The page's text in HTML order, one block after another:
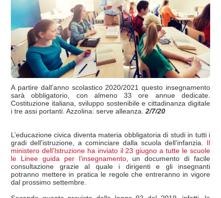
A partire dall’anno scolastico 2020/2021 questo insegnamento
sarà obbligatorio, con almeno 33 ore annue dedicate.
Costituzione italiana, sviluppo sostenibile e cittadinanza digitale
i tre assi portanti. Azzolina: serve alleanza.2/7/20
L’educazione civica diventa materia obbligatoria di studi in tutti i
gradi dell’istruzione, a cominciare dalla scuola dell’infanzia. Il
ministero dell’Istruzione ha inviato il 23 giugno a tutte le scuole
le Linee guida per l’insegnamento, un documento di facile
consultazione grazie al quale i dirigenti e gli insegnanti
potranno mettere in pratica le regole che entreranno in vigore
dal prossimo settembre.